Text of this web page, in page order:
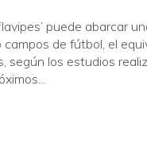
puede abarcar
campos de fútbol, el
según los estudios